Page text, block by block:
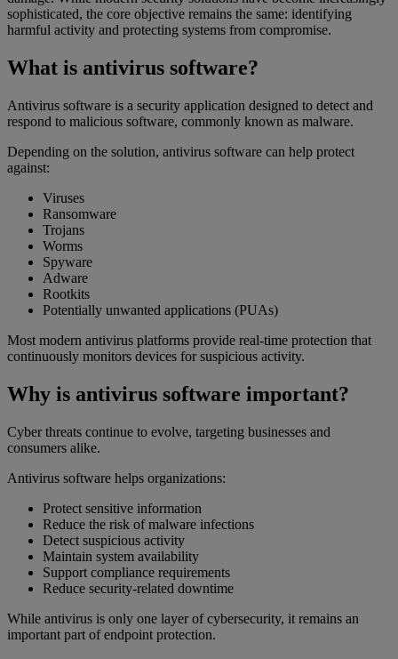
sophisticated, the core objective remains the same: identifying
harmful activity and protecting systems from compromise.
What is antivirus software?
Antivirus software is a security application designed to detect and
respond to malicious software, commonly known as malware.
Depending on the solution, antivirus software can help protect
against:
Viruses
Ransomware
Trojans
Worms
Spyware
Adware
Rootkits
Potentially unwanted applications (PUAs)
Most modern antivirus platforms provide real-time protection that
continuously monitors devices for suspicious activity.
Why is antivirus software important?
Cyber threats continue to evolve, targeting businesses and
consumers alike.
Antivirus software helps organizations:
Protect sensitive information
Reduce the risk of malware infections
Detect suspicious activity
Maintain system availability
Support compliance requirements
Reduce security-related downtime
While antivirus is only one layer of cybersecurity, it remains an
important part of endpoint protection.